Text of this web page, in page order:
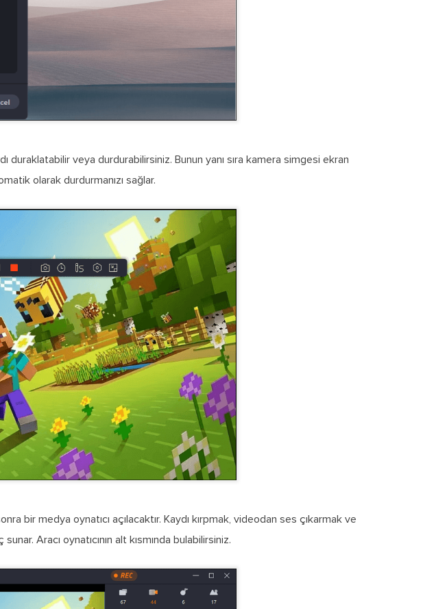
duraklatabilir veya durdurabilirsiniz. Bunun yanı sıra kamera simgesi ekran
olarak durdurmanızı sağlar.
bir medya oynatıcı açılacaktır. Kaydı kırpmak, videodan ses çıkarmak ve
Aracı oynatıcının alt kısmında bulabilirsiniz.